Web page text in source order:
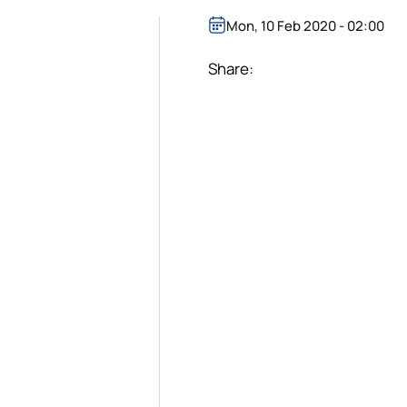
Mon, 10 Feb 2020 - 02:00
Share: